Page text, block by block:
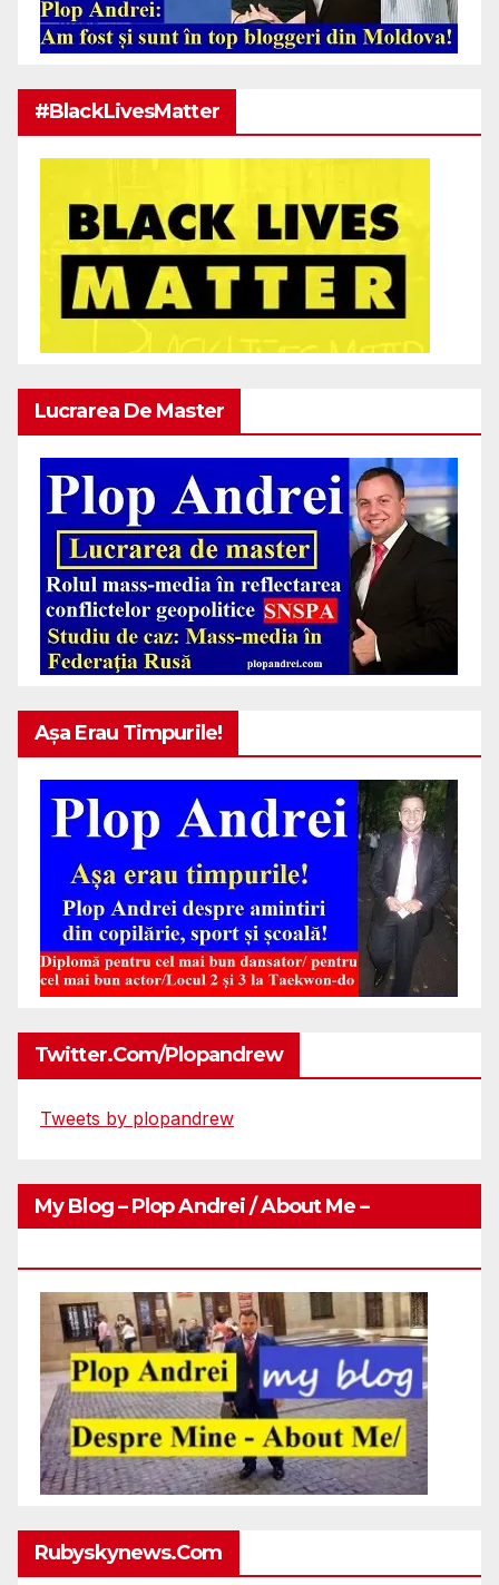
#BlackLivesMatter
Lucrarea De Master
Așa Erau Timpurile!
Twitter.com/plopandrew
Tweets by plopandrew
My Blog – Plop Andrei / About Me –
Rubyskynews.com